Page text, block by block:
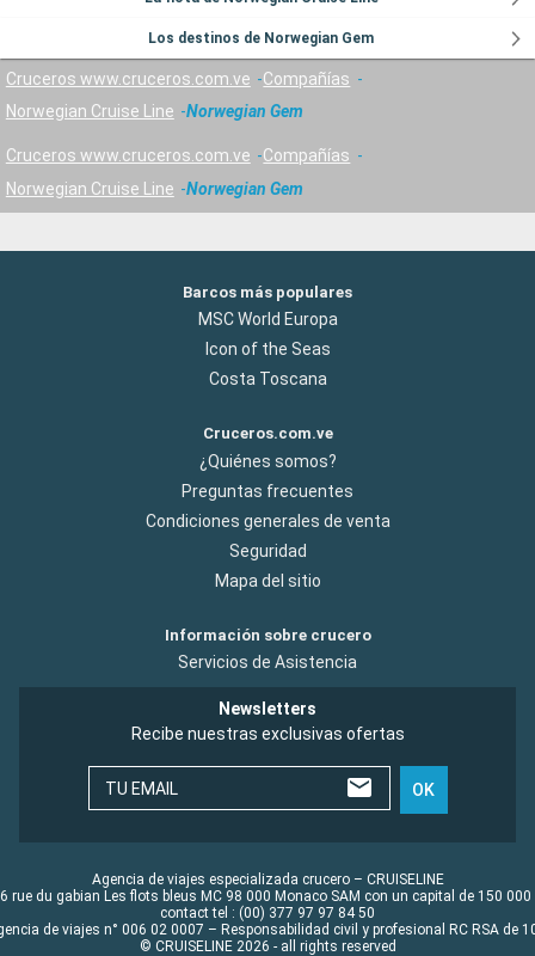
Los destinos de Norwegian Gem
Cruceros www.cruceros.com.ve
Compañías
Norwegian Cruise Line
Norwegian Gem
Cruceros www.cruceros.com.ve
Compañías
Norwegian Cruise Line
Norwegian Gem
Barcos más populares
MSC World Europa
Icon of the Seas
Costa Toscana
Cruceros.com.ve
¿Quiénes somos?
Preguntas frecuentes
Condiciones generales de venta
Seguridad
Mapa del sitio
Información sobre crucero
Servicios de Asistencia
Newsletters
Recibe nuestras exclusivas ofertas
TU EMAIL OK
Agencia de viajes especializada crucero – CRUISELINE
rue du gabian Les flots bleus MC 98 000 Monaco SAM con un capital de 150 000
contact tel : (00) 377 97 97 84 50
de viajes n° 006 02 0007 – Responsabilidad civil y profesional RC RSA de
© CRUISELINE 2026 - all rights reserved